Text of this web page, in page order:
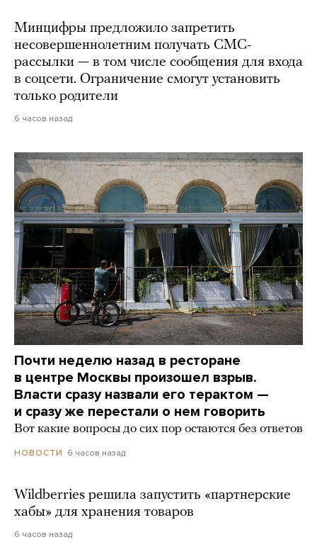
Минцифры предложило запретить
несовершеннолетним получать СМС-
рассылки — в том числе сообщения для входа
в соцсети. Ограничение смогут установить
только родители
6 часов назад
Почти неделю назад в ресторане
в центре Москвы произошел взрыв.
Власти сразу назвали его терактом —
и сразу же перестали о нем говорить
Вот какие вопросы до сих пор остаются без ответов
НОВОСТИ 6 часов назад
Wildberries решила запустить «партнерские
хабы» для хранения товаров
6 часов назад